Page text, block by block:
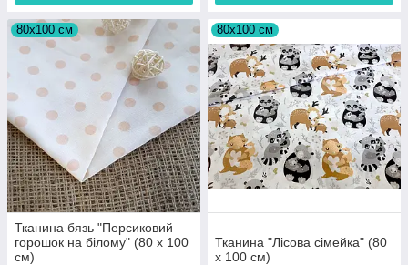
80х100 см
Тканина бязь "Персиковий
горошок на білому" (80 х 100
см)
80х100 см
Тканина "Лісова сімейка" (80
х 100 см)